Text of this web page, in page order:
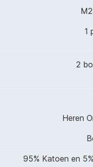
1
2
Heren
95% Katoen en